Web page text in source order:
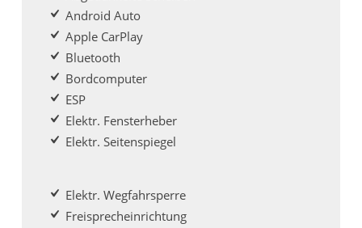
Android Auto
Apple CarPlay
Bluetooth
Bordcomputer
ESP
Elektr. Fensterheber
Elektr. Seitenspiegel
Elektr. Wegfahrsperre
Freisprecheinrichtung